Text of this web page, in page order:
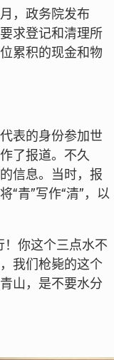
，政务院发布
求登记和清理所
累积的现金和物
表的身份参加世
了报道。不久
信息。当时，报
“青”写作“清”，以
！你这个三点水不
我们枪毙的这个
山，是不要水分